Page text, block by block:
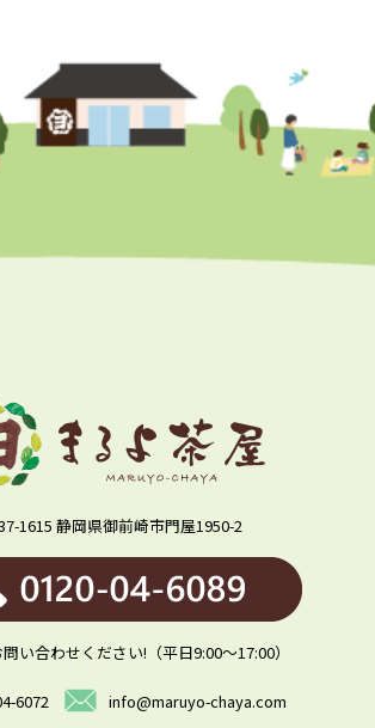
1615 静岡県御前崎市門屋1950-2
い合わせください!（平日9:00～17:00）
6072 info@maruyo-chaya.com